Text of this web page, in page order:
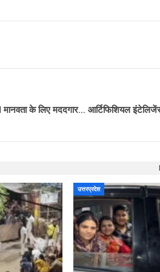
के लिए मददगार… आर्टिफिशियल
उत्तरप्रदेश